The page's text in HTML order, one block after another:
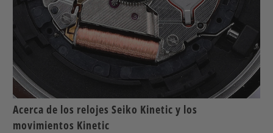
Acerca de los relojes Seiko Kinetic y los
movimientos Kinetic